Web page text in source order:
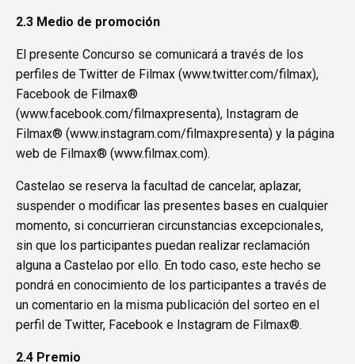
2.3 Medio de promoción
El presente Concurso se comunicará a través de los
perfiles de Twitter de Filmax (www.twitter.com/filmax),
Facebook de Filmax®
(www.facebook.com/filmaxpresenta), Instagram de
Filmax® (www.instagram.com/filmaxpresenta) y la página
web de Filmax® (www.filmax.com).
Castelao se reserva la facultad de cancelar, aplazar,
suspender o modificar las presentes bases en cualquier
momento, si concurrieran circunstancias excepcionales,
sin que los participantes puedan realizar reclamación
alguna a Castelao por ello. En todo caso, este hecho se
pondrá en conocimiento de los participantes a través de
un comentario en la misma publicación del sorteo en el
perfil de Twitter, Facebook e Instagram de Filmax®.
2.4 Premio